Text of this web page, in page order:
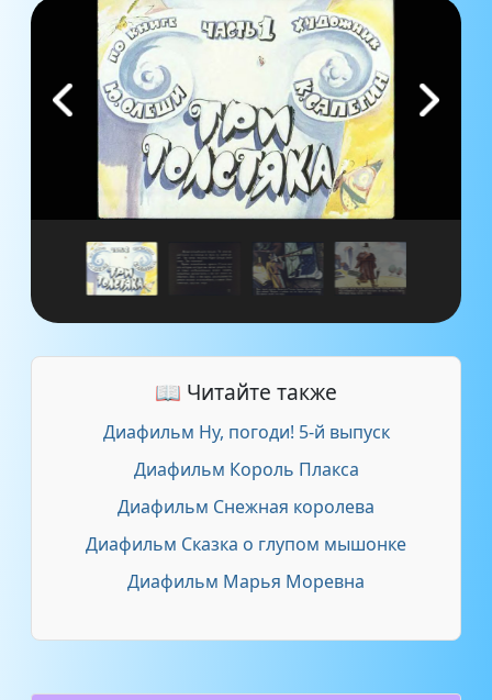
📖 Читайте также
Диафильм Ну, погоди! 5-й выпуск
Диафильм Король Плакса
Диафильм Снежная королева
Диафильм Сказка о глупом мышонке
Диафильм Марья Моревна